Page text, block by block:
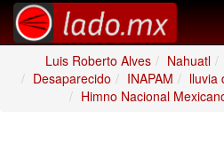
Luis Roberto Alves
Nahuatl
Desaparecido
INAPAM lluvia
Himno Nacional